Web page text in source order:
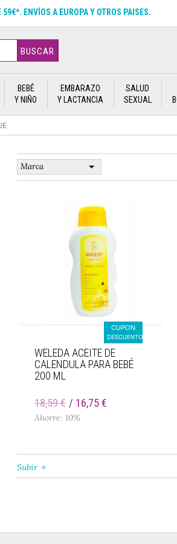
ENVÍOS A EUROPA Y OTROS PAISES.
BUSCAR
BEBÉ
Y NIÑO
EMBARAZO
Y LACTANCIA
SALUD
SEXUAL
Marca
CUPON
DESCUENTO
WELEDA ACEITE DE
CALENDULA PARA BEBÉ
200 ML
18,59 € 16,75 €
Ahorre: 10%
Subir